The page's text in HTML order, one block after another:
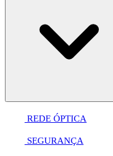
REDE ÓPTICA
SEGURANÇA